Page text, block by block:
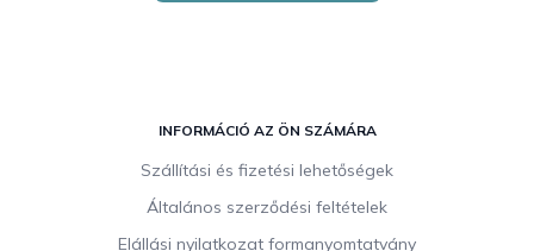
INFORMÁCIÓ AZ ÖN SZÁMÁRA
Szállítási és fizetési lehetőségek
Általános szerződési feltételek
Elállási nyilatkozat formanyomtatvány